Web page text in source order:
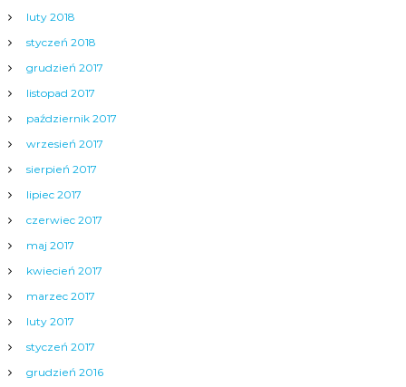
luty 2018
styczeń 2018
grudzień 2017
listopad 2017
październik 2017
wrzesień 2017
sierpień 2017
lipiec 2017
czerwiec 2017
maj 2017
kwiecień 2017
marzec 2017
luty 2017
styczeń 2017
grudzień 2016